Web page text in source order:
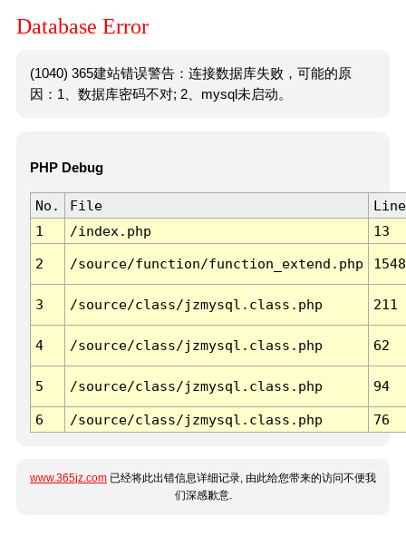
Database Error
(1040) 365建站错误警告：连接数据库失败，可能的原
因：1、数据库密码不对; 2、mysql未启动。
PHP Debug
No. File
Line
1
/index.php 13
2 /source/function/function_extend.php 1548
3 /source/class/jzmysql.class.php 211
4 /source/class/jzmysql.class.php 62
5 /source/class/jzmysql.class.php 94
6 /source/class/jzmysql.class.php 76
www.365jz.com 已经将此出错信息详细记录, 由此给您带来的访问不便我
们深感歉意.